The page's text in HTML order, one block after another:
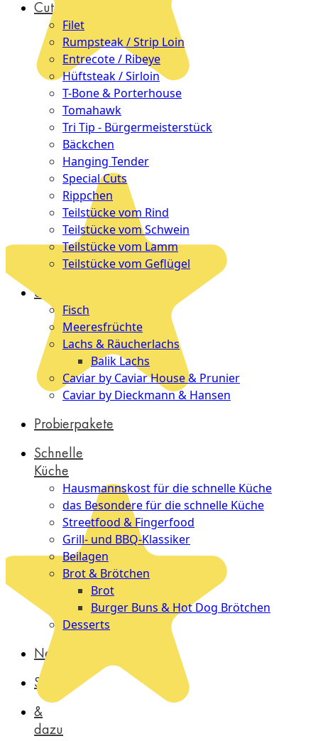
Cuts
Filet
Rumpsteak / Strip Loin
Entrecote / Ribeye
Hüftsteak / Sirloin
T-Bone & Porterhouse
Tomahawk
Tri Tip - Bürgermeisterstück
Bäckchen
Hanging Tender
Special Cuts
Rippchen
Teilstücke vom Rind
Teilstücke vom Schwein
Teilstücke vom Lamm
Teilstücke vom Geflügel
Seafood
Fisch
Meeresfrüchte
Lachs & Räucherlachs
Balik Lachs
Caviar by Caviar House & Prunier
Caviar by Dieckmann & Hansen
Probierpakete
Schnelle
Küche
Hausmannskost für die schnelle Küche
das Besondere für die schnelle Küche
Streetfood & Fingerfood
Grill- und BBQ-Klassiker
Beilagen
Brot & Brötchen
Brot
Burger Buns & Hot Dog Brötchen
Desserts
Neu
Sale
&
dazu